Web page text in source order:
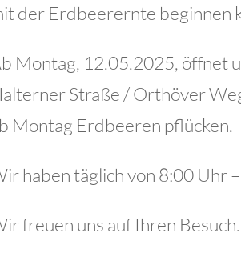
der Erdbeerernte beginnen
Montag, 12.05.2025, öffnet
Straße / Orthöver
Montag Erdbeeren pflücken.
haben täglich von 8:00 Uhr
freuen uns auf Ihren Besuch.